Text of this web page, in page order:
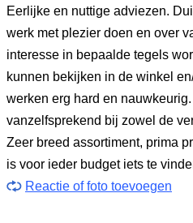
Eerlijke en nuttige adviezen.
werk met plezier doen en over
interesse in bepaalde tegels
kunnen bekijken in de winkel
werken erg hard en
vanzelfsprekend bij zowel de
Zeer breed assortiment, prima
is voor ieder budget iets te
Reactie of foto toevoegen